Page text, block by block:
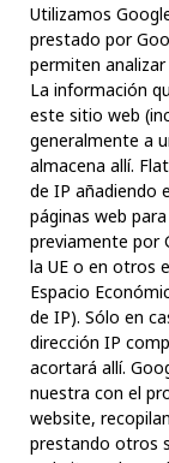
Utilizamos
prestado por
permiten
La información
este sitio web
generalmente a
almacena allí.
de IP añadiendo
páginas web
previamente por
la UE o en otros
Espacio
de IP). Sólo en
dirección IP
acortará allí.
nuestra con el
website,
prestando otros